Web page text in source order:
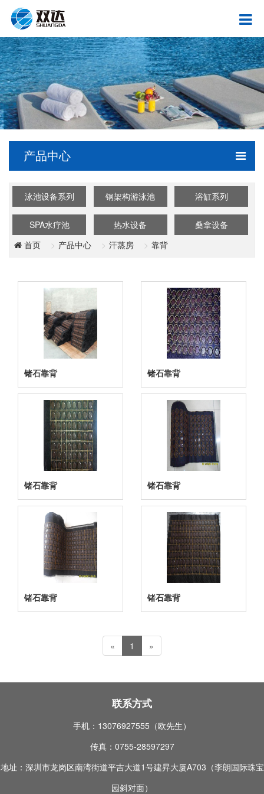
产品中心
泳池设备系列 钢架构游泳池 浴缸系列
SPA水疗池 热水设备 桑拿设备
首页 产品中心 汗蒸房 靠背
锗石靠背 锗石靠背
锗石靠背 锗石靠背
锗石靠背 锗石靠背
« 1 »
联系方式
手机：13076927555（欧先生）
传真：0755-28597297
地址：深圳市龙岗区南湾街道平吉大道1号建昇大厦A703（李朗国际珠宝
园斜对面）